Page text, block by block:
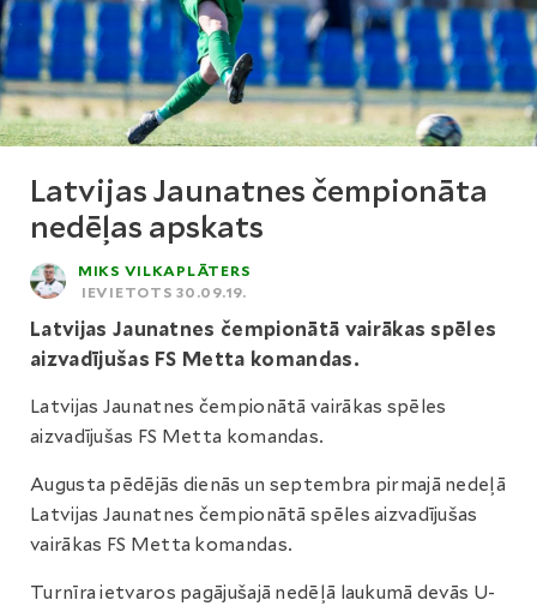
Latvijas Jaunatnes čempionāta
nedēļas apskats
MIKS VILKAPLĀTERS
IEVIETOTS 30.09.19.
Latvijas Jaunatnes čempionātā vairākas spēles
aizvadījušas FS Metta komandas.
Latvijas Jaunatnes čempionātā vairākas spēles
aizvadījušas FS Metta komandas.
Augusta pēdējās dienās un septembra pirmajā nedeļā
Latvijas Jaunatnes čempionātā spēles aizvadījušas
vairākas FS Metta komandas.
Turnīra ietvaros pagājušajā nedēļā laukumā devās U-